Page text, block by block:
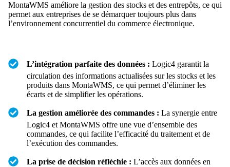
MontaWMS améliore la gestion des stocks et des entrepôts, ce qui
permet aux entreprises de se démarquer toujours plus dans
l’environnement concurrentiel du commerce électronique.
L’intégration parfaite des données : Logic4 garantit la
circulation des informations actualisées sur les stocks et les
produits dans MontaWMS, ce qui permet d’éliminer les
écarts et de simplifier les opérations.
La gestion améliorée des commandes : La synergie entre
Logic4 et MontaWMS offre une vue d’ensemble des
commandes, ce qui facilite l’efficacité du traitement et de
l’exécution des commandes.
La prise de décision réfléchie : L’accès aux données en